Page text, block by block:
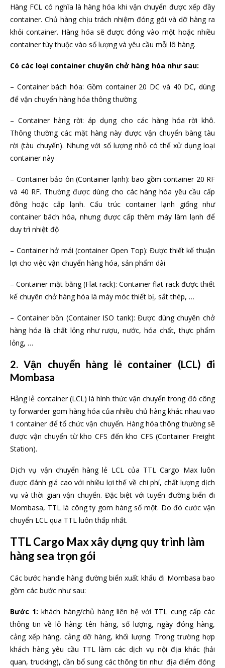
Hàng FCL có nghĩa là hàng hóa khi vận chuyển được xếp đầy
container. Chủ hàng chịu trách nhiệm đóng gói và dỡ hàng ra
khỏi container. Hàng hóa sẽ được đóng vào một hoặc nhiều
container tùy thuộc vào số lượng và yêu cầu mỗi lô hàng.
Có các loại container chuyên chở hàng hóa như sau:
– Container bách hóa: Gồm container 20 DC và 40 DC, dùng
để vận chuyển hàng hóa thông thường
– Container hàng rời: áp dụng cho các hàng hóa rời khô.
Thông thường các mặt hàng này được vận chuyển bàng tàu
rời (tàu chuyến). Nhưng với số lượng nhỏ có thể xử dụng loại
container này
– Container bảo ôn (Container lạnh): bao gồm container 20 RF
và 40 RF. Thường được dùng cho các hàng hóa yêu cầu cấp
đông hoặc cấp lạnh. Cấu trúc container lạnh giống như
container bách hóa, nhưng được cấp thêm máy làm lạnh để
duy trì nhiệt độ
– Container hở mái (container Open Top): Được thiết kế thuận
lợi cho việc vận chuyển hàng hóa, sản phẩm dài
– Container mặt bằng (Flat rack): Container flat rack được thiết
kế chuyên chở hàng hóa là máy móc thiết bị, sắt thép, …
– Container bồn (Container ISO tank): Được dùng chuyên chở
hàng hóa là chất lỏng như rượu, nước, hóa chất, thực phẩm
lỏng, …
2. Vận chuyển hàng lẻ container (LCL) đi
Mombasa
Hảng lẻ container (LCL) là hình thức vận chuyển trong đó công
ty forwarder gom hàng hóa của nhiều chủ hàng khác nhau vao
1 container để tổ chức vận chuyển. Hàng hóa thông thường sẽ
được vận chuyển từ kho CFS đến kho CFS (Container Freight
Station).
Dịch vụ vận chuyển hàng lẻ LCL của TTL Cargo Max luôn
được đánh giá cao với nhiều lợi thế về chi phí, chất lượng dịch
vụ và thời gian vận chuyển. Đặc biệt với tuyến đường biển đi
Mombasa, TTL là công ty gom hàng số một. Do đó cước vận
chuyển LCL qua TTL luôn thấp nhất.
TTL Cargo Max xây dựng quy trình làm
hàng sea trọn gói
Các bước handle hàng đường biển xuất khẩu đi Mombasa bao
gồm các bước như sau:
Bước 1: khách hàng/chủ hàng liên hệ với TTL cung cấp các
thông tin về lô hàng: tên hàng, số lượng, ngày đóng hàng,
cảng xếp hàng, cảng dỡ hàng, khối lượng. Trong trường hợp
khách hàng yêu cầu TTL làm các dịch vụ nội địa khác (hải
quan, trucking), cần bổ sung các thông tin như: địa điểm đóng